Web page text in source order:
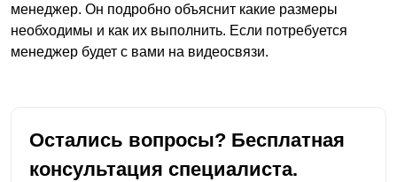
менеджер. Он подробно объяснит какие размеры
необходимы и как их выполнить. Если потребуется
менеджер будет с вами на видеосвязи.
Остались вопросы? Бесплатная
консультация специалиста.